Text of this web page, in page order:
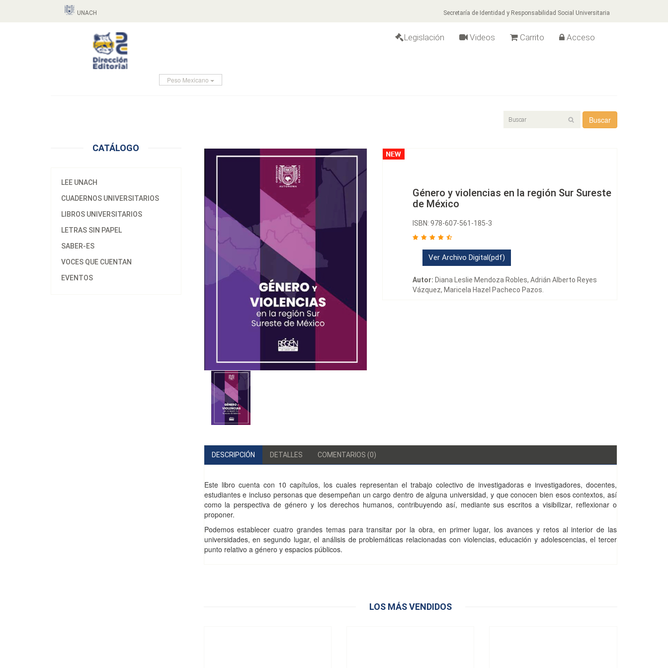
UNACH Secretaría de Identidad y Responsabilidad Social Universitaria
Peso Mexicano
Legislación Videos Carrito Acceso
Buscar
CATÁLOGO
LEE UNACH
CUADERNOS UNIVERSITARIOS
LIBROS UNIVERSITARIOS
LETRAS SIN PAPEL
SABER-ES
VOCES QUE CUENTAN
EVENTOS
Género y violencias en la región Sur Sureste
de México
ISBN: 978-607-561-185-3
Ver Archivo Digital(pdf)
Autor: Diana Leslie Mendoza Robles, Adrián Alberto Reyes
Vázquez, Maricela Hazel Pacheco Pazos.
DESCRIPCIÓN DETALLES COMENTARIOS (0)
Este libro cuenta con 10 capítulos, los cuales representan el trabajo colectivo de investigadoras e investigadores, docentes,
estudiantes e incluso personas que desempeñan un cargo dentro de alguna universidad, y que conocen bien esos contextos, así
como la perspectiva de género y los derechos humanos, contribuyendo así, mediante sus escritos a visibilizar, reflexionar o
proponer.
Podemos establecer cuatro grandes temas para transitar por la obra, en primer lugar, los avances y retos al interior de las
universidades, en segundo lugar, el análisis de problemáticas relacionadas con violencias, educación y adolescencias, el tercer
punto relativo a género y espacios públicos.
LOS MÁS VENDIDOS